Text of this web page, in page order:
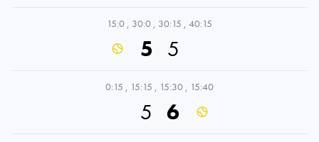
15:0 , 30:0 , 30:15 , 40:15
5 5
0:15 , 15:15 , 15:30 , 15:40
5 6